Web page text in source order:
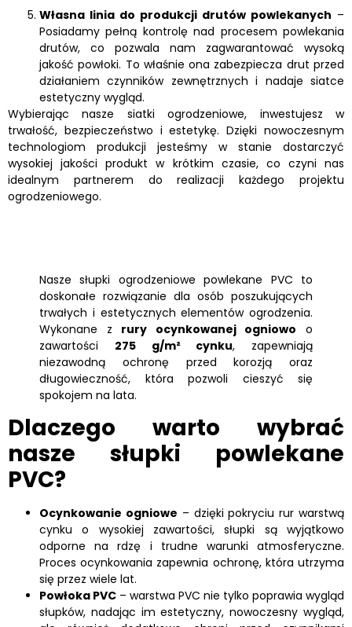
Własna linia do produkcji drutów powlekanych –
Posiadamy pełną kontrolę nad procesem powlekania
drutów, co pozwala nam zagwarantować wysoką
jakość powłoki. To właśnie ona zabezpiecza drut przed
działaniem czynników zewnętrznych i nadaje siatce
estetyczny wygląd.
Wybierając nasze siatki ogrodzeniowe, inwestujesz w
trwałość, bezpieczeństwo i estetykę. Dzięki nowoczesnym
technologiom produkcji jesteśmy w stanie dostarczyć
wysokiej jakości produkt w krótkim czasie, co czyni nas
idealnym partnerem do realizacji każdego projektu
ogrodzeniowego.
Nasze słupki ogrodzeniowe powlekane PVC to
doskonałe rozwiązanie dla osób poszukujących
trwałych i estetycznych elementów ogrodzenia.
Wykonane z rury ocynkowanej ogniowo o
zawartości 275 g/m² cynku, zapewniają
niezawodną ochronę przed korozją oraz
długowieczność, która pozwoli cieszyć się
spokojem na lata.
Dlaczego warto wybrać
nasze słupki powlekane
PVC?
Ocynkowanie ogniowe – dzięki pokryciu rur warstwą
cynku o wysokiej zawartości, słupki są wyjątkowo
odporne na rdzę i trudne warunki atmosferyczne.
Proces ocynkowania zapewnia ochronę, która utrzyma
się przez wiele lat.
Powłoka PVC – warstwa PVC nie tylko poprawia wygląd
słupków, nadając im estetyczny, nowoczesny wygląd,